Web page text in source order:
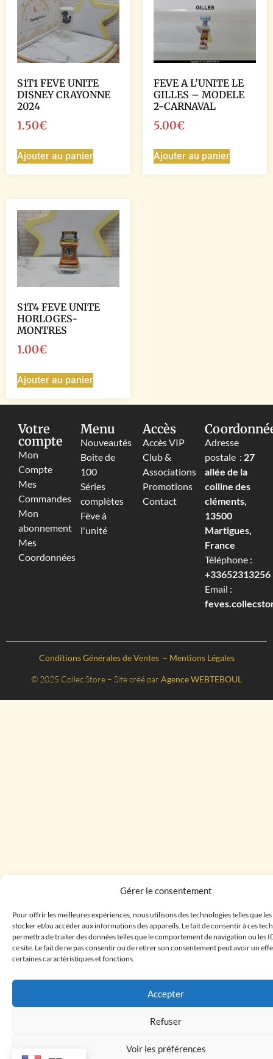
Gérer le consentement
Pour offrir les meilleures expériences, nous utilisons des technologies telles que
stocker et/ou accéder aux informations des appareils. Le fait de consentir à ces
permettra de traiter des données telles que le comportement de navigation ou les
ce site. Le fait de ne pas consentir ou de retirer son consentement peut avoir un
certaines caractéristiques et fonctions.
Accepter
Refuser
Voir les préférences
S1T1 FEVE UNITE
DISNEY CRAYONNE
2024
1.50€
Ajouter au panier
FEVE A L’UNITE LE
GILLES – MODELE
2-CARNAVAL
5.00€
Ajouter au panier
S1T4 FEVE UNITE
HORLOGES-
MONTRES
1.00€
Ajouter au panier
Votre
compte
Mon
Compte
Mes
Commandes
Mon
abonnement
Mes
Coordonnées
Menu
Nouveautés
Boite de
100
Séries
complètes
Fève à
l'unité
Accès
Accès VIP
Club &
Associations
Promotions
Contact
Adresse
postale : 27
allée de la
colline des
cléments,
13500
Martigues,
France
Téléphone :
+33652313256‬
Email :
Conditions Générales de Ventes – Mentions Légales
© 2025 Collec Store – Site créé par Agence WEBTEBOUL